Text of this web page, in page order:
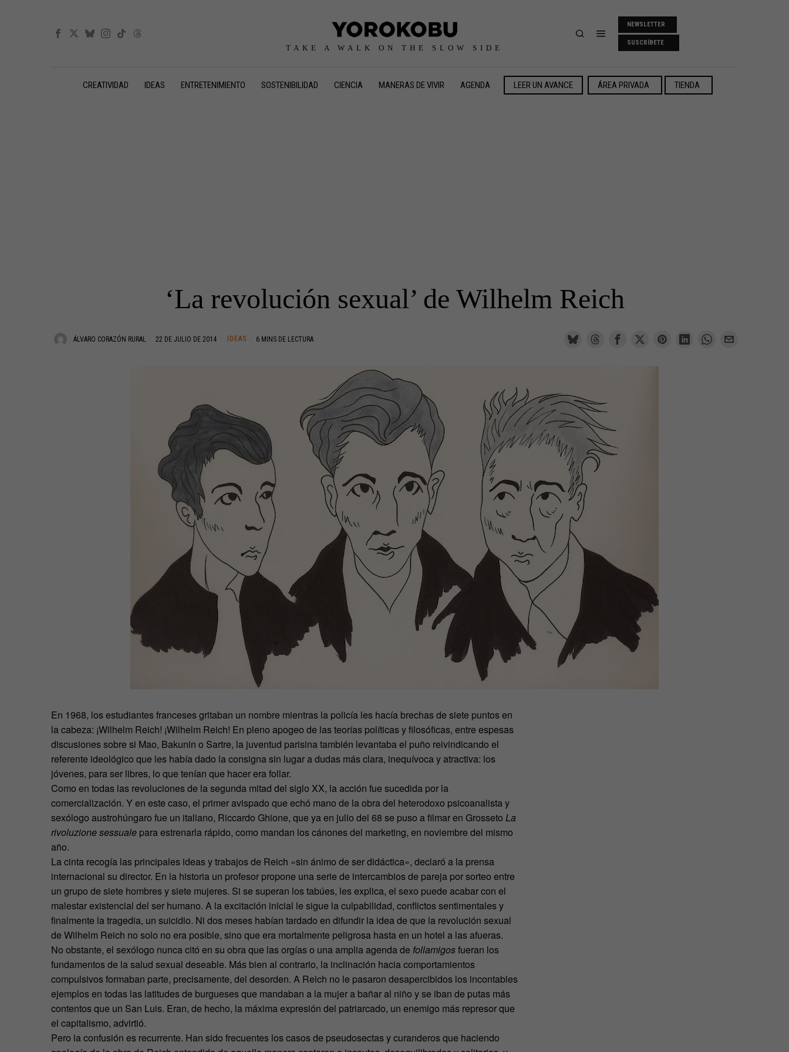
TAKE A WALK ON THE SLOW SIDE
NEWSLETTER
SUSCRÍBETE
CREATIVIDAD IDEAS ENTRETENIMIENTO SOSTENIBILIDAD CIENCIA MANERAS DE VIVIR AGENDA LEER UN AVANCE ÁREA PRIVADA TIENDA
‘La revolución sexual’ de Wilhelm Reich
ÁLVARO CORAZÓN RURAL 22 DE JULIO DE 2014 IDEAS 6 MINS DE LECTURA
En 1968, los estudiantes franceses gritaban un nombre mientras la policía les hacía brechas de siete puntos en
la cabeza: ¡Wilhelm Reich! ¡Wilhelm Reich! En pleno apogeo de las teorías políticas y filosóficas, entre espesas
discusiones sobre si Mao, Bakunin o Sartre, la juventud parisina también levantaba el puño reivindicando el
referente ideológico que les había dado la consigna sin lugar a dudas más clara, inequívoca y atractiva: los
jóvenes, para ser libres, lo que tenían que hacer era follar.
Como en todas las revoluciones de la segunda mitad del siglo XX, la acción fue sucedida por la
comercialización. Y en este caso, el primer avispado que echó mano de la obra del heterodoxo psicoanalista y
sexólogo austrohúngaro fue un italiano, Riccardo Ghione, que ya en julio del 68 se puso a filmar en Grosseto La
rivoluzione sessuale para estrenarla rápido, como mandan los cánones del marketing, en noviembre del mismo
año.
La cinta recogía las principales ideas y trabajos de Reich «sin ánimo de ser didáctica», declaró a la prensa
internacional su director. En la historia un profesor propone una serie de intercambios de pareja por sorteo entre
un grupo de siete hombres y siete mujeres. Si se superan los tabúes, les explica, el sexo puede acabar con el
malestar existencial del ser humano. A la excitación inicial le sigue la culpabilidad, conflictos sentimentales y
finalmente la tragedia, un suicidio. Ni dos meses habían tardado en difundir la idea de que la revolución sexual
de Wilhelm Reich no solo no era posible, sino que era mortalmente peligrosa hasta en un hotel a las afueras.
No obstante, el sexólogo nunca citó en su obra que las orgías o una amplia agenda de follamigosfueran los
fundamentos de la salud sexual deseable. Más bien al contrario, la inclinación hacia comportamientos
compulsivos formaban parte, precisamente, del desorden. A Reich no le pasaron desapercibidos los incontables
ejemplos en todas las latitudes de burgueses que mandaban a la mujer a bañar al niño y se iban de putas más
contentos que un San Luis. Eran, de hecho, la máxima expresión del patriarcado, un enemigo más represor que
el capitalismo, advirtió.
Pero la confusión es recurrente. Han sido frecuentes los casos de pseudosectas y curanderos que haciendo